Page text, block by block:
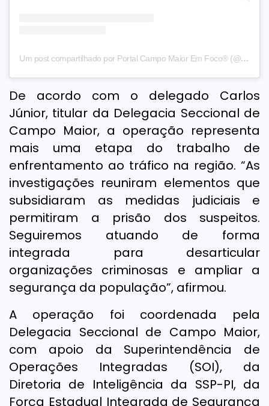
Um post compartilhado por Portal Campo Maior Em Foco® (@cm_emfoco)
De acordo com o delegado Carlos
Júnior, titular da Delegacia Seccional de
Campo Maior, a operação representa
mais uma etapa do trabalho de
enfrentamento ao tráfico na região. “As
investigações reuniram elementos que
subsidiaram as medidas judiciais e
permitiram a prisão dos suspeitos.
Seguiremos atuando de forma
integrada para desarticular
organizações criminosas e ampliar a
segurança da população”, afirmou.
A operação foi coordenada pela
Delegacia Seccional de Campo Maior,
com apoio da Superintendência de
Operações Integradas (SOI), da
Diretoria de Inteligência da SSP-PI, da
Força Estadual Integrada de Segurança